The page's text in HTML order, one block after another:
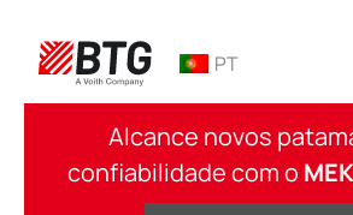
conteúdo
PT
Alcance novos
confiabilidade com o